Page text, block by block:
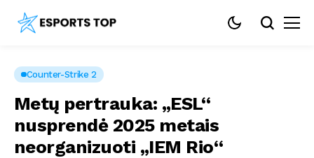
Counter-Strike 2
Metų pertrauka: „ESL“
nusprendė 2025 metais
neorganizuoti „IEM Rio“